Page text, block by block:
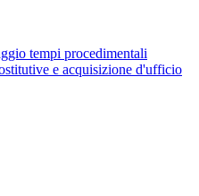
tempi procedimentali
e acquisizione d'ufficio